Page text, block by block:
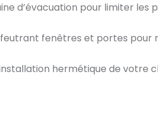
d’évacuation pour limiter les
fenêtres et portes pour
hermétique de